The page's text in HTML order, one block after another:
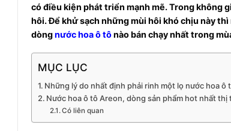
có điều kiện phát triển mạnh mẽ. Trong không
hôi. Để khử sạch những mùi hôi khó chịu này
dòngnước hoa ô tônào bán chạy nhất trong
MỤC LỤC
Những lý do nhất định phải rinh một lọ nước hoa ô
Nước hoa ô tô Areon, dòng sản phẩm hot nhất thị
Có liên quan